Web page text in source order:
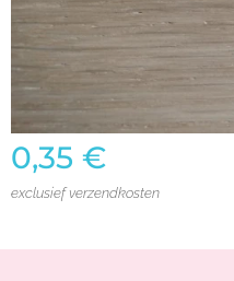
0,35 €
exclusief verzendkosten